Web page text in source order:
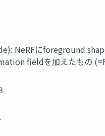
NeRFにforeground
ﬁeldを加えたもの